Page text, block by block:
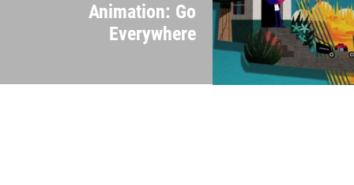
Animation: Go
Everywhere